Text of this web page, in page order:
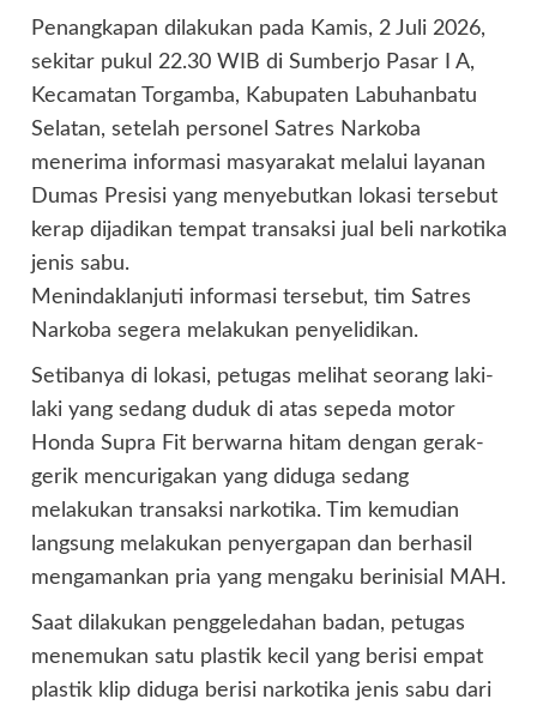
Penangkapan dilakukan pada Kamis, 2 Juli 2026,
sekitar pukul 22.30 WIB di Sumberjo Pasar I A,
Kecamatan Torgamba, Kabupaten Labuhanbatu
Selatan, setelah personel Satres Narkoba
menerima informasi masyarakat melalui layanan
Dumas Presisi yang menyebutkan lokasi tersebut
kerap dijadikan tempat transaksi jual beli narkotika
jenis sabu.
Menindaklanjuti informasi tersebut, tim Satres
Narkoba segera melakukan penyelidikan.
Setibanya di lokasi, petugas melihat seorang laki-
laki yang sedang duduk di atas sepeda motor
Honda Supra Fit berwarna hitam dengan gerak-
gerik mencurigakan yang diduga sedang
melakukan transaksi narkotika. Tim kemudian
langsung melakukan penyergapan dan berhasil
mengamankan pria yang mengaku berinisial MAH.
Saat dilakukan penggeledahan badan, petugas
menemukan satu plastik kecil yang berisi empat
plastik klip diduga berisi narkotika jenis sabu dari